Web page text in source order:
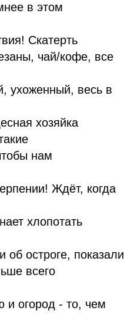
в этом
Скатерть
чай/кофе, все
ухоженный, весь в
хозяйка
нам
Ждёт, когда
хлопотать
об остроге, показали
всего
и огород - то, чем